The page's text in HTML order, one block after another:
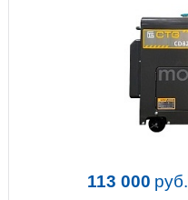
113 000 руб.